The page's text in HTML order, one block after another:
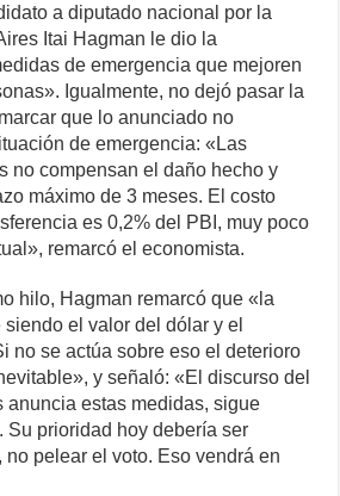
a diputado nacional por la
Itai Hagman le dio la
de emergencia que mejoren
Igualmente, no dejó pasar la
que lo anunciado no
de emergencia: «Las
no compensan el daño hecho y
máximo de 3 meses. El costo
es 0,2% del PBI, muy poco
remarcó el economista.
hilo, Hagman remarcó que «la
el valor del dólar y el
no se actúa sobre eso el deterioro
y señaló: «El discurso del
anuncia estas medidas, sigue
Su prioridad hoy debería ser
no pelear el voto. Eso vendrá en